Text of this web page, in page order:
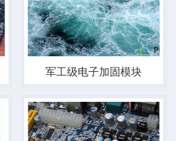
军工级电子加固模块